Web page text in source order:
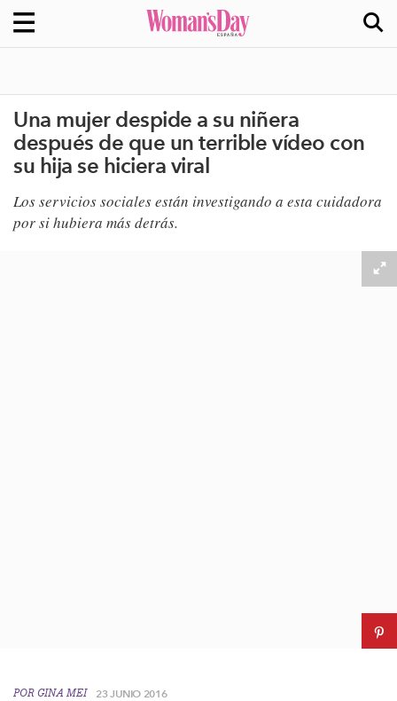
Una mujer despide a su niñera
después de que un terrible vídeo con
su hija se hiciera viral
Los servicios sociales están investigando a esta cuidadora
por si hubiera más detrás.
POR GINA MEI 23 JUNIO 2016